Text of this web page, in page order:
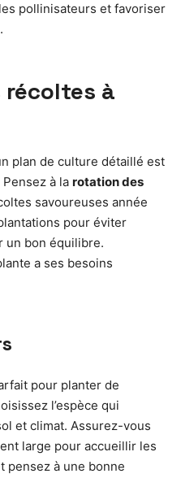
pollinisateurs et favoriser
récoltes à
plan de culture détaillé est
Pensez à la rotation des
savoureuses année
pour éviter
un bon équilibre.
a ses besoins
pour planter de
l’espèce qui
et climat. Assurez-vous
large pour accueillir les
pensez à une bonne